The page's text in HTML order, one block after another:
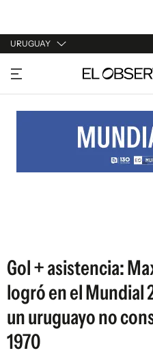
URUGUAY
URUGUAY
ARGENTINA
ESTADOS UNIDOS
Gol + asistencia:
logró en el Mundial
un uruguayo no
1970